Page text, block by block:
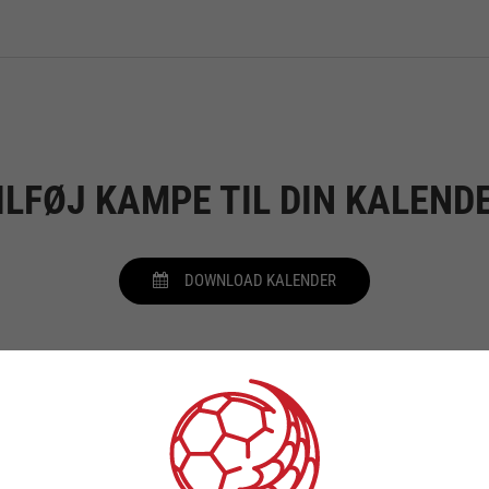
KAMPE TIL DIN
DOWNLOAD KALENDER